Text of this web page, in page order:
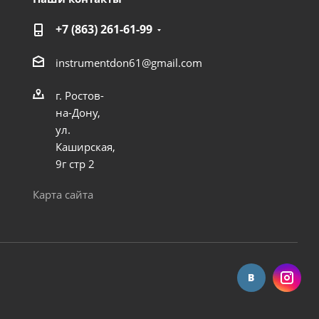
+7 (863) 261-61-99
instrumentdon61@gmail.com
г. Ростов-
на-Дону,
ул.
Каширская,
9г стр 2
Карта сайта